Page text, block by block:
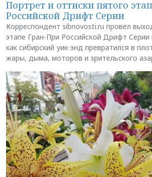
Портрет и оттиски пятого
Российской Дрифт Серии
Корреспондент sibnovosti.ru провёл
этапе Гран-При Российской Дрифт Серии
как сибирский уик-энд превратился в
жары, дыма, моторов и зрительского